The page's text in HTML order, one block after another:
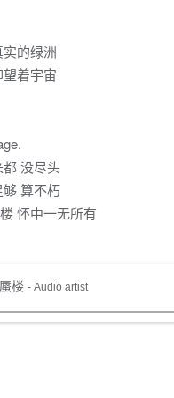
的绿洲
着宇宙
没尽头
算不朽
怀中一无所有
楼 - Audio artist